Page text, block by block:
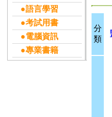
●語言學習
●考試用書
●電腦資訊
●專業書籍
分
類